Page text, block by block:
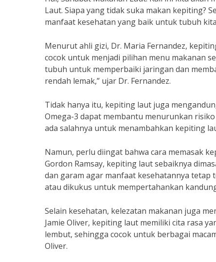
Laut. Siapa yang tidak suka makan kepiting?
manfaat kesehatan yang baik untuk tubuh
Menurut ahli gizi, Dr. Maria Fernandez,
cocok untuk menjadi pilihan menu makanan
tubuh untuk memperbaiki jaringan dan
rendah lemak,” ujar Dr. Fernandez.
Tidak hanya itu, kepiting laut juga
Omega-3 dapat membantu menurunkan
ada salahnya untuk menambahkan kepiting
Namun, perlu diingat bahwa cara memasak
Gordon Ramsay, kepiting laut sebaiknya
dan garam agar manfaat kesehatannya tetap
atau dikukus untuk mempertahankan
Selain kesehatan, kelezatan makanan juga
Jamie Oliver, kepiting laut memiliki cita rasa
lembut, sehingga cocok untuk berbagai
Oliver.